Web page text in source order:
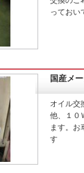
っておい
国産メ
オイル交
他、１０
ます。お
す